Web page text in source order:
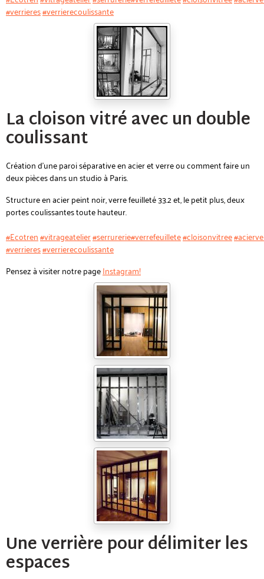
#verrieres#verrierecoulissante
La cloison vitré avec un double
coulissant
Création d'une paroi séparative en acier et verre ou comment faire un
deux pièces dans un studio à Paris.
Structure en acier peint noir, verre feuilleté 33.2 et, le petit plus, deux
portes coulissantes toute hauteur.
#Ecotren#vitrageatelier#serrurerie#verrefeuillete#cloisonvitree
#verrieres#verrierecoulissante
Pensez à visiter notre pageInstagram!
Une verrière pour délimiter les
espaces